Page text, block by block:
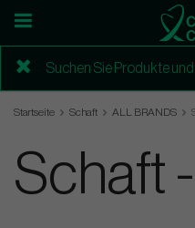
Startseite Schaft ALL BRANDS
Schaft